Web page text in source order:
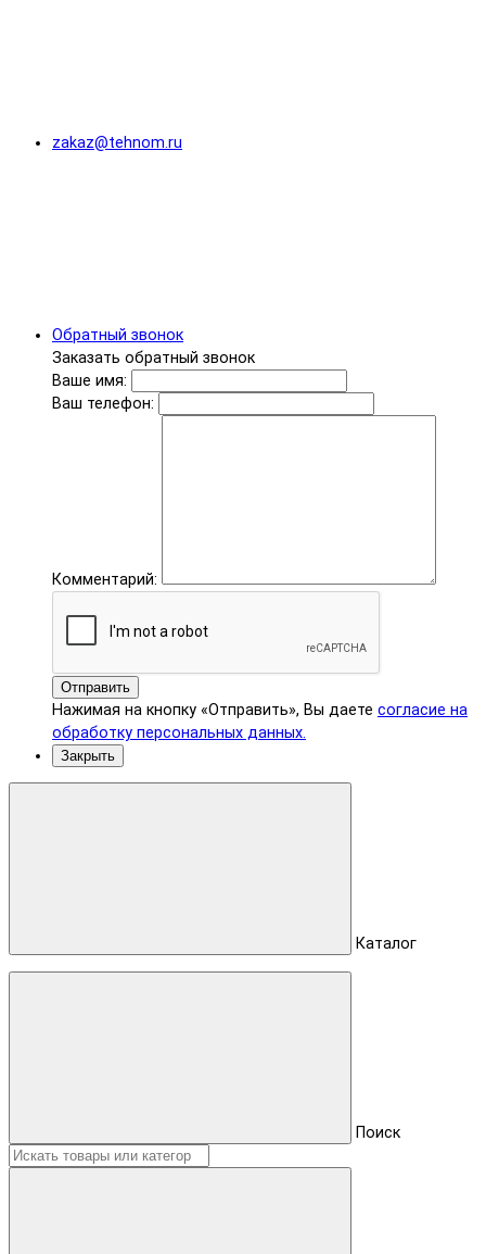
zakaz@tehnom.ru
Обратный звонок
Заказать обратный звонок
Ваше имя:
Ваш телефон:
Комментарий:
Отправить
Нажимая на кнопку «Отправить», Вы даете согласие на
обработку персональных данных.
Закрыть
Каталог
Поиск